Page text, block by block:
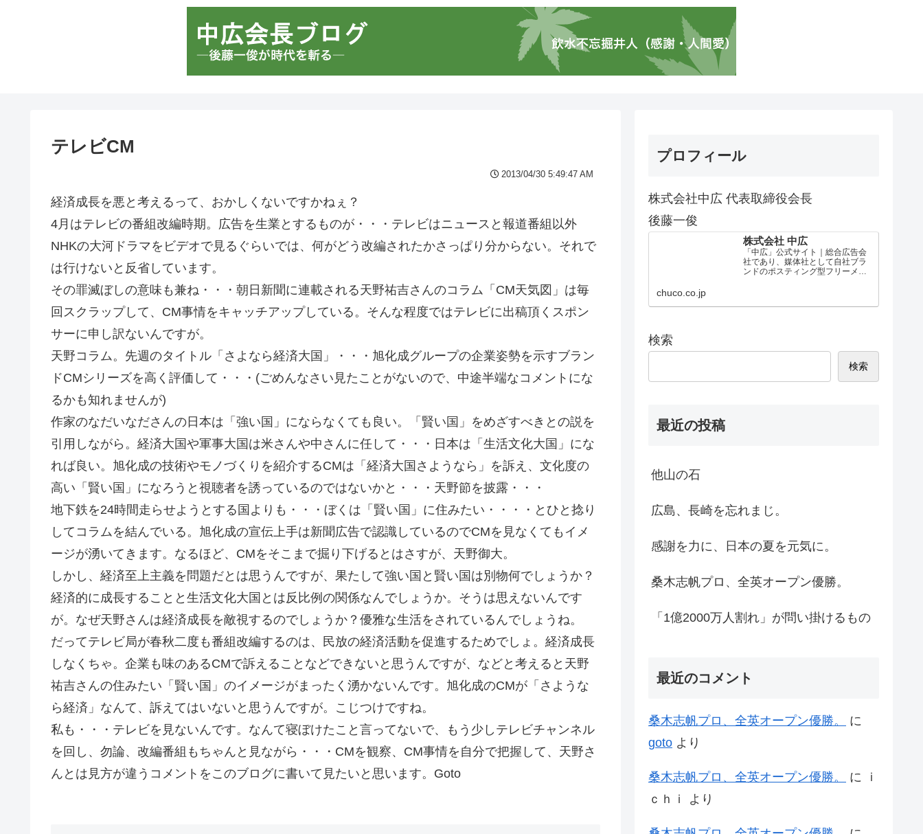
テレビCM
2013/04/30 5:49:47 AM
経済成長を悪と考えるって、おかしくないですかねぇ？
4月はテレビの番組改編時期。広告を生業とするものが・・・テレビはニュースと報道番組以外
NHKの大河ドラマをビデオで見るぐらいでは、何がどう改編されたかさっぱり分からない。それで
は行けないと反省しています。
その罪滅ぼしの意味も兼ね・・・朝日新聞に連載される天野祐吉さんのコラム「CM天気図」は毎
回スクラップして、CM事情をキャッチアップしている。そんな程度ではテレビに出稿頂くスポン
サーに申し訳ないんですが。
天野コラム。先週のタイトル「さよなら経済大国」・・・旭化成グループの企業姿勢を示すブラン
ドCMシリーズを高く評価して・・・(ごめんなさい見たことがないので、中途半端なコメントにな
るかも知れませんが)
作家のなだいなださんの日本は「強い国」にならなくても良い。「賢い国」をめざすべきとの説を
引用しながら。経済大国や軍事大国は米さんや中さんに任して・・・日本は「生活文化大国」にな
れば良い。旭化成の技術やモノづくりを紹介するCMは「経済大国さようなら」を訴え、文化度の
高い「賢い国」になろうと視聴者を誘っているのではないかと・・・天野節を披露・・・
地下鉄を24時間走らせようとする国よりも・・・ぼくは「賢い国」に住みたい・・・・とひと捻り
してコラムを結んでいる。旭化成の宣伝上手は新聞広告で認識しているのでCMを見なくてもイメ
ージが湧いてきます。なるほど、CMをそこまで掘り下げるとはさすが、天野御大。
しかし、経済至上主義を問題だとは思うんですが、果たして強い国と賢い国は別物何でしょうか？
経済的に成長することと生活文化大国とは反比例の関係なんでしょうか。そうは思えないんです
が。なぜ天野さんは経済成長を敵視するのでしょうか？優雅な生活をされているんでしょうね。
だってテレビ局が春秋二度も番組改編するのは、民放の経済活動を促進するためでしょ。経済成長
しなくちゃ。企業も味のあるCMで訴えることなどできないと思うんですが、などと考えると天野
祐吉さんの住みたい「賢い国」のイメージがまったく湧かないんです。旭化成のCMが「さような
ら経済」なんて、訴えてはいないと思うんですが。こじつけですね。
私も・・・テレビを見ないんです。なんて寝ぼけたこと言ってないで、もう少しテレビチャンネル
を回し、勿論、改編番組もちゃんと見ながら・・・CMを観察、CM事情を自分で把握して、天野さ
んとは見方が違うコメントをこのブログに書いて見たいと思います。Goto
プロフィール
株式会社中広 代表取締役会長
後藤一俊
株式会社 中広
「中広」公式サイト｜総合広告会
社であり、媒体社として自社ブラ
ンドのポスティング型フリーメデ
chuco.co.jp
検索
検索
最近の投稿
他山の石
広島、長崎を忘れまじ。
感謝を力に、日本の夏を元気に。
桑木志帆プロ、全英オープン優勝。
「1億2000万人割れ」が問い掛けるもの
最近のコメント
桑木志帆プロ、全英オープン優勝。
に
goto より
桑木志帆プロ、全英オープン優勝。 に
ｉ
ｃｈｉ
より